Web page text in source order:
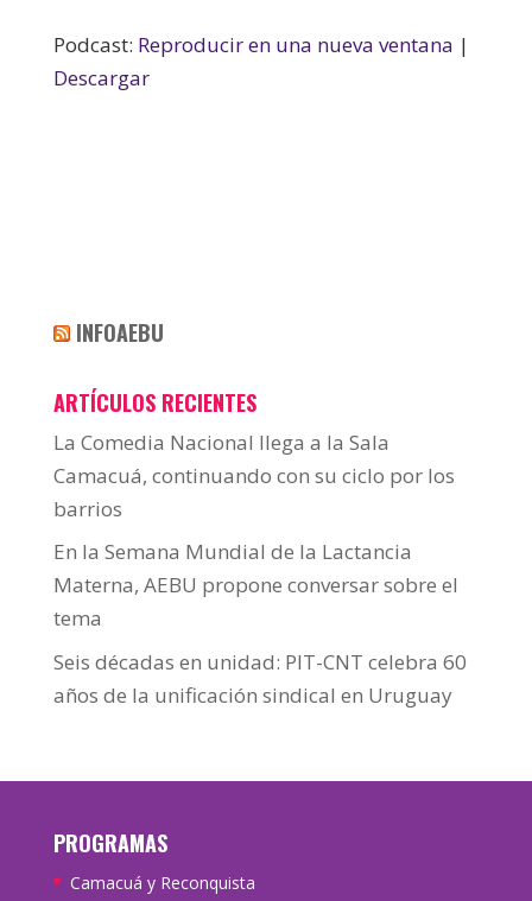
Podcast: Reproducir en una nueva ventana |
Descargar
INFOAEBU
ARTÍCULOS RECIENTES
La Comedia Nacional llega a la Sala
Camacuá, continuando con su ciclo por los
barrios
En la Semana Mundial de la Lactancia
Materna, AEBU propone conversar sobre el
tema
Seis décadas en unidad: PIT-CNT celebra 60
años de la unificación sindical en Uruguay
PROGRAMAS
Camacuá y Reconquista